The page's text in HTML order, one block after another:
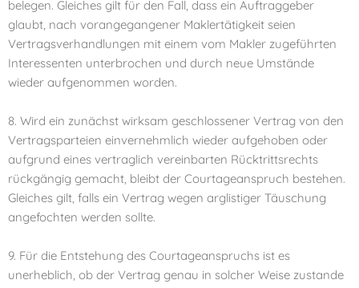
belegen. Gleiches gilt für den Fall, dass ein Auftraggeber
glaubt, nach vorangegangener Maklertätigkeit seien
Vertragsverhandlungen mit einem vom Makler zugeführten
Interessenten unterbrochen und durch neue Umstände
wieder aufgenommen worden.
8. Wird ein zunächst wirksam geschlossener Vertrag von den
Vertragsparteien einvernehmlich wieder aufgehoben oder
aufgrund eines vertraglich vereinbarten Rücktrittsrechts
rückgängig gemacht, bleibt der Courtageanspruch bestehen.
Gleiches gilt, falls ein Vertrag wegen arglistiger Täuschung
angefochten werden sollte.
9. Für die Entstehung des Courtageanspruchs ist es
unerheblich, ob der Vertrag genau in solcher Weise zustande